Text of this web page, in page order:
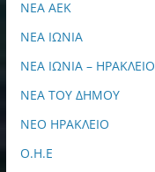
ΝΕΑ ΑΕΚ
ΝΕΑ ΙΩΝΙΑ
ΝΕΑ ΙΩΝΙΑ – ΗΡΑΚΛΕΙΟ
ΝΕΑ ΤΟΥ ΔΗΜΟΥ
ΝΕΟ ΗΡΑΚΛΕΙΟ
Ο.Η.Ε